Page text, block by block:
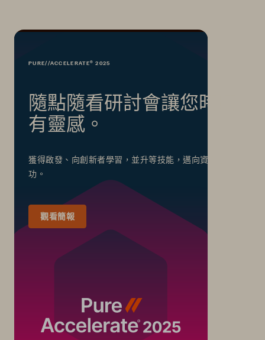
PURE//ACCELERATE® 2025
隨點隨看研討會讓您時時
有靈感。
獲得啟發、向創新者學習，並升等技能，邁向資料成
功。
觀看簡報